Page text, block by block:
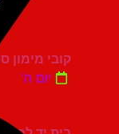
קובי מימון סטנדאפ
יום ה'